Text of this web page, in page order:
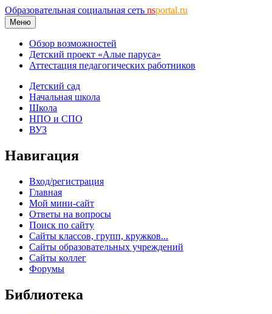
Образовательная социальная сеть nsportal.ru
Меню
Обзор возможностей
Детский проект «Алые паруса»
Аттестация педагогических работников
Детский сад
Начальная школа
Школа
НПО и СПО
ВУЗ
Навигация
Вход/регистрация
Главная
Мой мини-сайт
Ответы на вопросы
Поиск по сайту
Сайты классов, групп, кружков...
Сайты образовательных учреждений
Сайты коллег
Форумы
Библиотека